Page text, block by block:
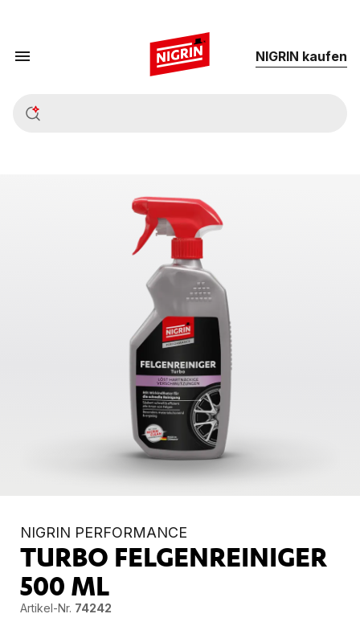
NIG­RIN kau­fen
NIGRIN PERFORMANCE
TURBO FELGENREINIGER
500 ML
Artikel-Nr. 74242